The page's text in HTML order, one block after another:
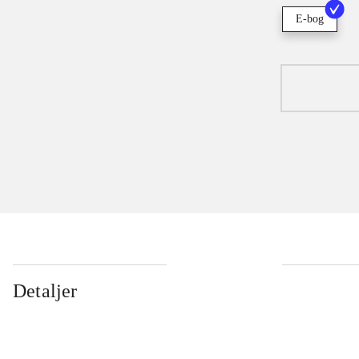
E-bog
Detaljer